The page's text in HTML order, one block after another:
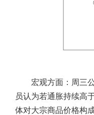
宏观方面： 周三
员认为若通胀持续高
体对大宗商品价格构